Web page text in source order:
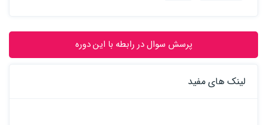
پرسش سوال در رابطه با این دوره
لینک های مفید